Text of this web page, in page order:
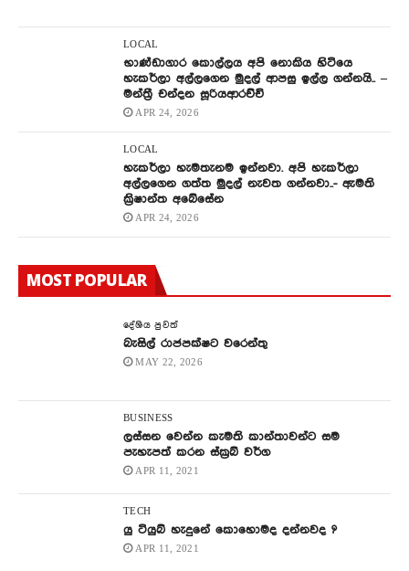
LOCAL
භාණ්ඩාගාර කොල්ලය අපි නොකිය හිටියෙ
හැකර්ලා අල්ලගෙන මුදල් ආපසු ඉල්ල ගන්නයි.. –
මන්ත්‍රී චන්දන සූරියආරච්චි
APR 24, 2026
LOCAL
හැකර්ලා හැමතැනම ඉන්නවා. අපි හැකර්ලා
අල්ලගෙන ගත්ත මුදල් නැවත ගන්නවා..- ඇමති
ක්‍රිෂාන්ත අබේසේන
APR 24, 2026
MOST POPULAR
දේශිය පුවත්
බැසිල් රාජපක්ෂට වරෙන්තු
MAY 22, 2026
BUSINESS
ලස්සන වෙන්න කැමති කාන්තාවන්ට සම
පැහැපත් කරන ස්ක්‍රබ් වර්ග
APR 11, 2021
TECH
යු ටියුබ් හැදුනේ කොහොමද දන්නවද ?
APR 11, 2021